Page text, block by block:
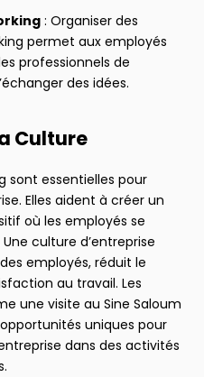
: Organiser des
permet aux employés
professionnels de
des idées.
Culture
sont essentielles pour
Elles aident à créer un
où les employés se
culture d’entreprise
employés, réduit le
au travail. Les
une visite au Sine Saloum
uniques pour
dans des activités